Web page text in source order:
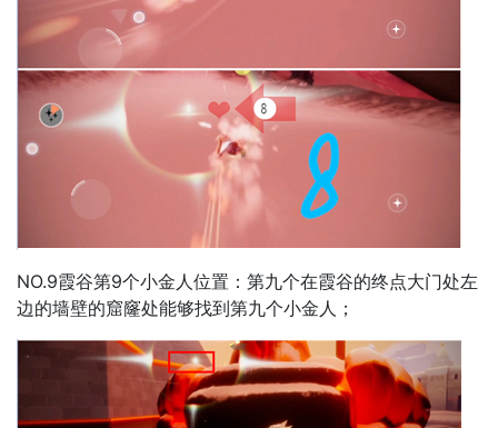
NO.9霞谷第9个小金人位置：第九个在霞谷的终点大门处左
边的墙壁的窟窿处能够找到第九个小金人；